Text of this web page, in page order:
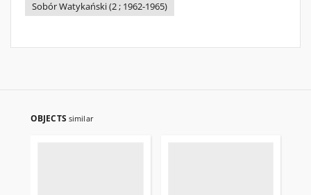
Sobór Watykański (2 ; 1962-1965)
OBJECTS similar